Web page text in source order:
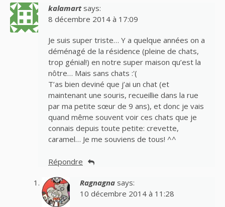
kalamart says:
8 décembre 2014 à 17:09
Je suis super triste… Y a quelque années on a
déménagé de la résidence (pleine de chats,
trop génial!) en notre super maison qu’est la
nôtre… Mais sans chats :'(
T’as bien deviné que j’ai un chat (et
maintenant une souris, recueillie dans la rue
par ma petite sœur de 9 ans), et donc je vais
quand même souvent voir ces chats que je
connais depuis toute petite: crevette,
caramel… Je me souviens de tous! ^^
Répondre
Ragnagna says:
10 décembre 2014 à 11:28